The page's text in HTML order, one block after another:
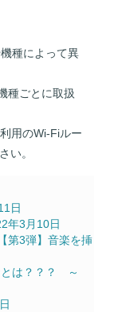
種によって異
種ごとに取扱
用のWi-Fiルー
い。
日
年3月10日
第3弾】音楽を挿
は？？？ ～